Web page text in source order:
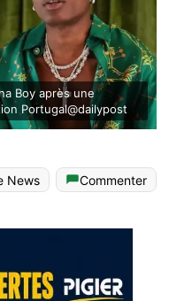
Boy après une
Portugal@dailypost
News
Commenter